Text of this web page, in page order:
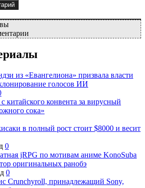
из «Евангелиона» призвала власти
голосов ИИ
китайского конвента за вирусный
сока»
в полный рост стоит $8000 и весит
0
jRPG по мотивам аниме KonoSuba
оригинальных ранобэ
0
Crunchyroll, принадлежащий Sony,